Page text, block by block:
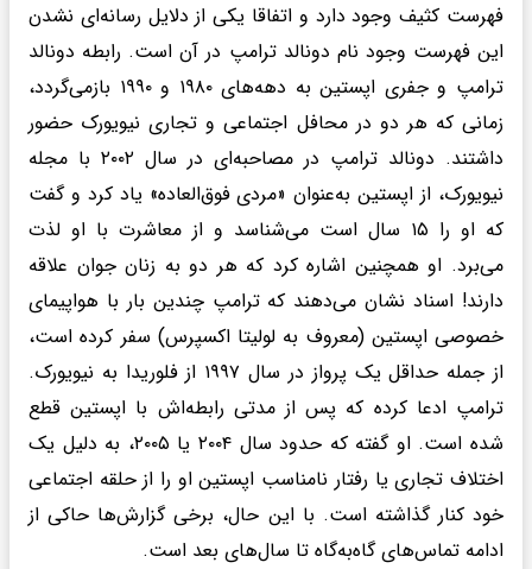
فهرست کثیف وجود دارد و اتفاقا یکی از دلایل رسانه‌ای نشدن
این فهرست وجود نام دونالد ترامپ در آن است. رابطه دونالد
ترامپ و جفری اپستین به دهه‌های ۱۹۸۰ و ۱۹۹۰ بازمی‌گردد،
زمانی که هر دو در محافل اجتماعی و تجاری نیویورک حضور
داشتند. دونالد ترامپ در مصاحبه‌ای در سال ۲۰۰۲ با مجله
نیویورک، از اپستین به‌عنوان «مردی فوق‌العاده» یاد کرد و گفت
که او را ۱۵ سال است می‌شناسد و از معاشرت با او لذت
می‌برد. او همچنین اشاره کرد که هر دو به زنان جوان علاقه
دارند! اسناد نشان می‌دهند که ترامپ چندین بار با هواپیمای
خصوصی اپستین (معروف به لولیتا اکسپرس) سفر کرده است،
از جمله حداقل یک پرواز در سال ۱۹۹۷ از فلوریدا به نیویورک.
ترامپ ادعا کرده که پس از مدتی رابطه‌اش با اپستین قطع
شده است. او گفته که حدود سال ۲۰۰۴ یا ۲۰۰۵، به دلیل یک
اختلاف تجاری یا رفتار نامناسب اپستین او را از حلقه اجتماعی
خود کنار گذاشته است. با این حال، برخی گزارش‌ها حاکی از
ادامه تماس‌های گاه‌به‌گاه تا سال‌های بعد است.